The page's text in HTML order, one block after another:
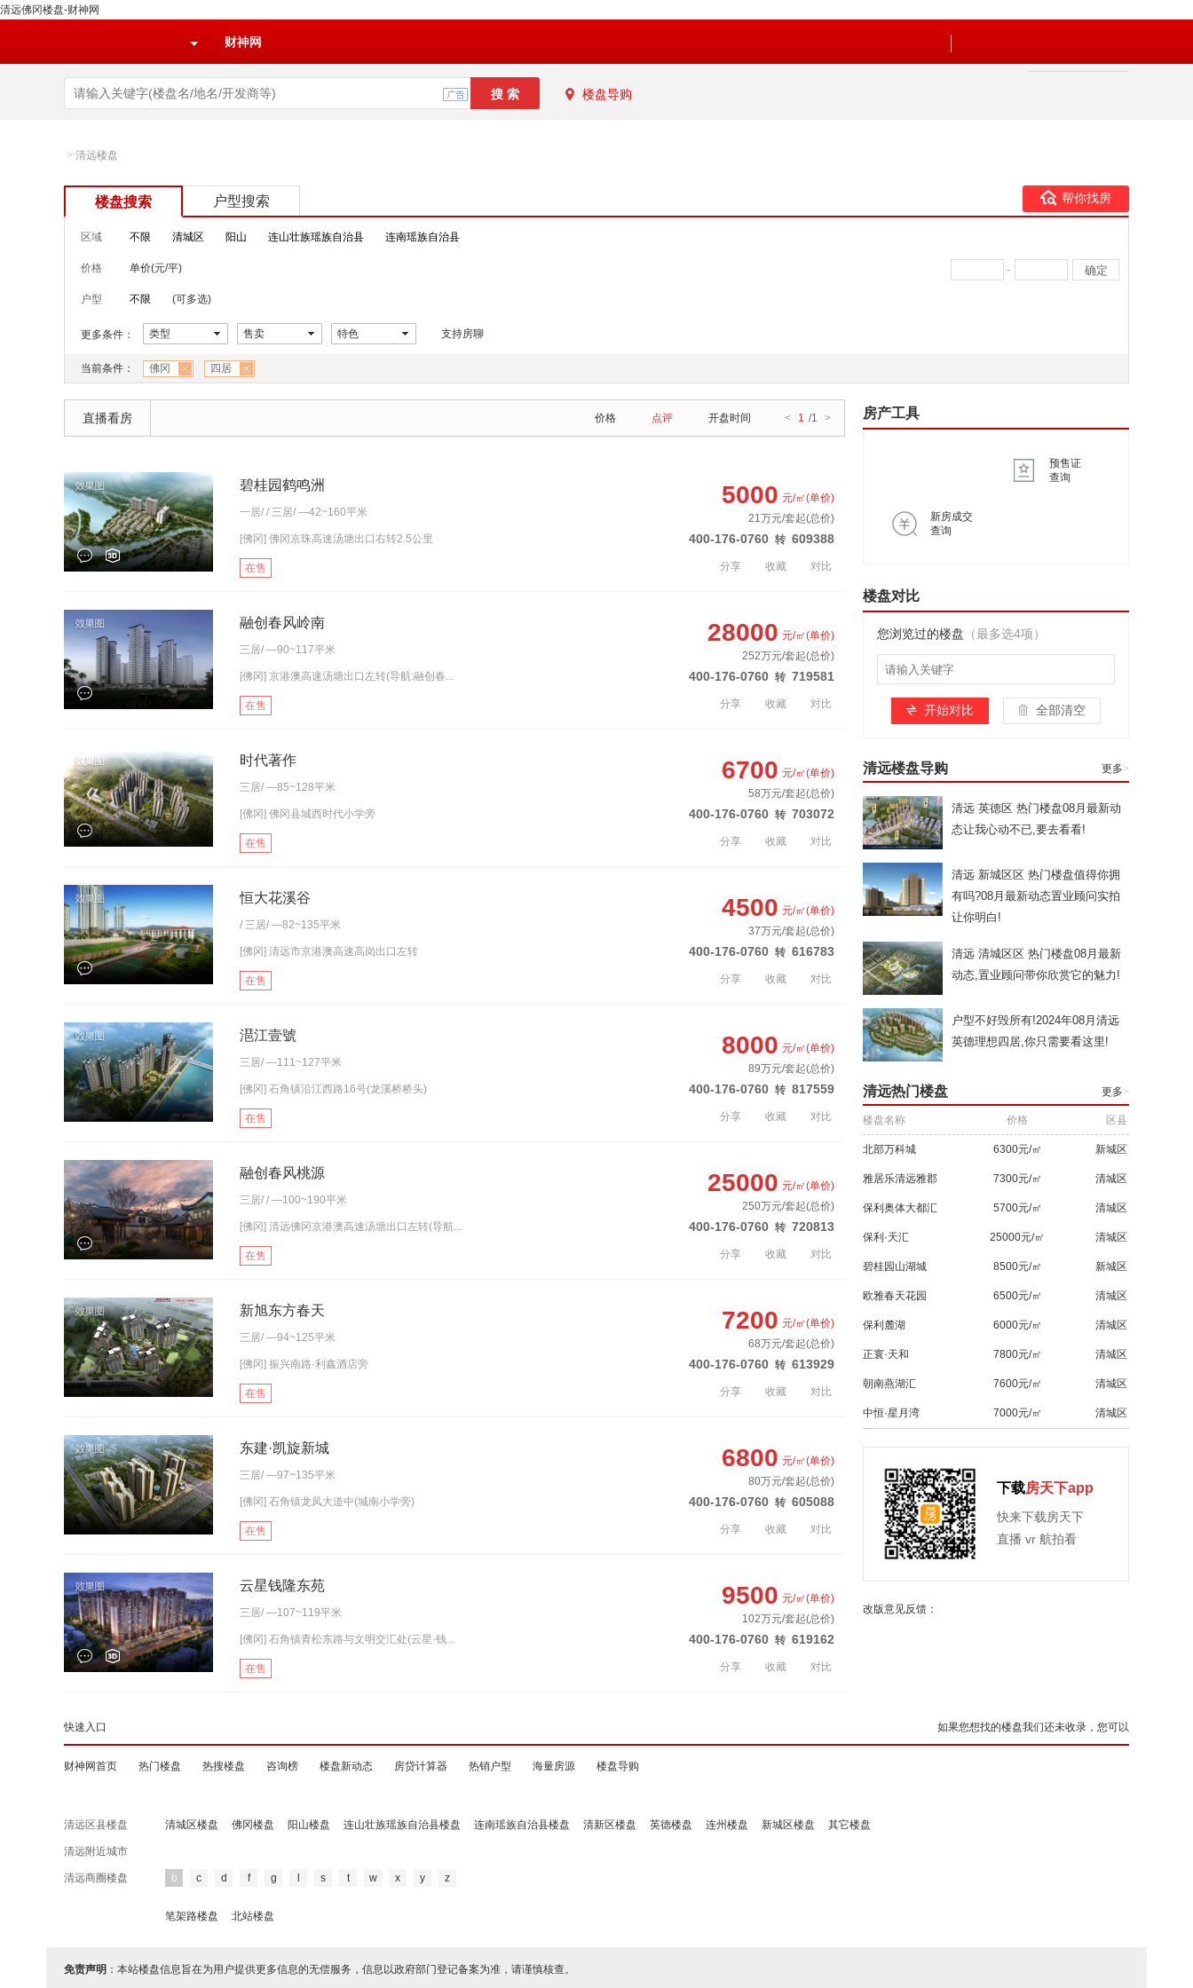
清远佛冈楼盘-财神网
财神网
楼盘导购
> 清远楼盘
楼盘搜索 户型搜索 帮你找房
区域 不限 清城区 阳山 连山壮族瑶族自治县 连南瑶族自治县
价格 单价(元/平) -
户型 不限 (可多选)
更多条件： 类型 售卖 特色 支持房聊
当前条件： 佛冈 四居
直播看房 价格 点评 开盘时间 < 1 /1 >
碧桂园鹤鸣洲
一居/ / 三居/ —42~160平米
[佛冈] 佛冈京珠高速汤塘出口右转2.5公里 400-176-0760 转 609388
在售
5000 元/㎡(单价)
21万元/套起(总价)
分享 收藏 对比
融创春风岭南
三居/ —90~117平米
[佛冈] 京港澳高速汤塘出口左转(导航:融创春... 400-176-0760 转 719581
在售
28000 元/㎡(单价)
252万元/套起(总价)
分享 收藏 对比
时代著作
三居/ —85~128平米
[佛冈] 佛冈县城西时代小学旁 400-176-0760 转 703072
在售
6700 元/㎡(单价)
58万元/套起(总价)
分享 收藏 对比
恒大花溪谷
/ 三居/ —82~135平米
[佛冈] 清远市京港澳高速高岗出口左转 400-176-0760 转 616783
在售
4500 元/㎡(单价)
37万元/套起(总价)
分享 收藏 对比
潖江壹號
三居/ —111~127平米
[佛冈] 石角镇沿江西路16号(龙溪桥桥头) 400-176-0760 转 817559
在售
8000 元/㎡(单价)
89万元/套起(总价)
分享 收藏 对比
融创春风桃源
三居/ / —100~190平米
[佛冈] 清远佛冈京港澳高速汤塘出口左转(导航... 400-176-0760 转 720813
在售
25000 元/㎡(单价)
250万元/套起(总价)
分享 收藏 对比
新旭东方春天
三居/ —94~125平米
[佛冈] 振兴南路·利鑫酒店旁 400-176-0760 转 613929
在售
7200 元/㎡(单价)
68万元/套起(总价)
分享 收藏 对比
东建·凯旋新城
三居/ —97~135平米
[佛冈] 石角镇龙凤大道中(城南小学旁) 400-176-0760 转 605088
在售
6800 元/㎡(单价)
80万元/套起(总价)
分享 收藏 对比
云星钱隆东苑
三居/ —107~119平米
[佛冈] 石角镇青松东路与文明交汇处(云星·钱... 400-176-0760 转 619162
在售
9500 元/㎡(单价)
102万元/套起(总价)
分享 收藏 对比
房产工具
预售证
查询
新房成交
查询
楼盘对比
您浏览过的楼盘 （最多选4项）
开始对比 全部清空
清远楼盘导购 更多>
清远 英德区 热门楼盘08月最新动
态让我心动不已,要去看看!
清远 新城区区 热门楼盘值得你拥
有吗?08月最新动态置业顾问实拍
让你明白!
清远 清城区区 热门楼盘08月最新
动态,置业顾问带你欣赏它的魅力!
户型不好毁所有!2024年08月清远
英德理想四居,你只需要看这里!
清远热门楼盘 更多>
楼盘名称 价格 区县
北部万科城 6300元/㎡ 新城区
雅居乐清远雅郡 7300元/㎡ 清城区
保利奥体大都汇 5700元/㎡ 清城区
保利·天汇 25000元/㎡ 清城区
碧桂园山湖城 8500元/㎡ 新城区
欧雅春天花园 6500元/㎡ 清城区
保利麓湖 6000元/㎡ 清城区
正寰·天和 7800元/㎡ 清城区
朝南燕湖汇 7600元/㎡ 清城区
中恒·星月湾 7000元/㎡ 清城区
下载房天下app
快来下载房天下
直播 vr 航拍看
改版意见反馈：
如果您想找的楼盘我们还未收录，您可以
快速入口
财神网首页 热门楼盘 热搜楼盘 咨询榜 楼盘新动态 房贷计算器 热销户型 海量房源 楼盘导购
清远区县楼盘 清城区楼盘 佛冈楼盘 阳山楼盘 连山壮族瑶族自治县楼盘 连南瑶族自治县楼盘 清新区楼盘 英德楼盘 连州楼盘 新城区楼盘 其它楼盘
清远附近城市
清远商圈楼盘 b c d f g s t w x y z
笔架路楼盘 北站楼盘
免责声明 ：本站楼盘信息旨在为用户提供更多信息的无偿服务，信息以政府部门登记备案为准，请谨慎核查。